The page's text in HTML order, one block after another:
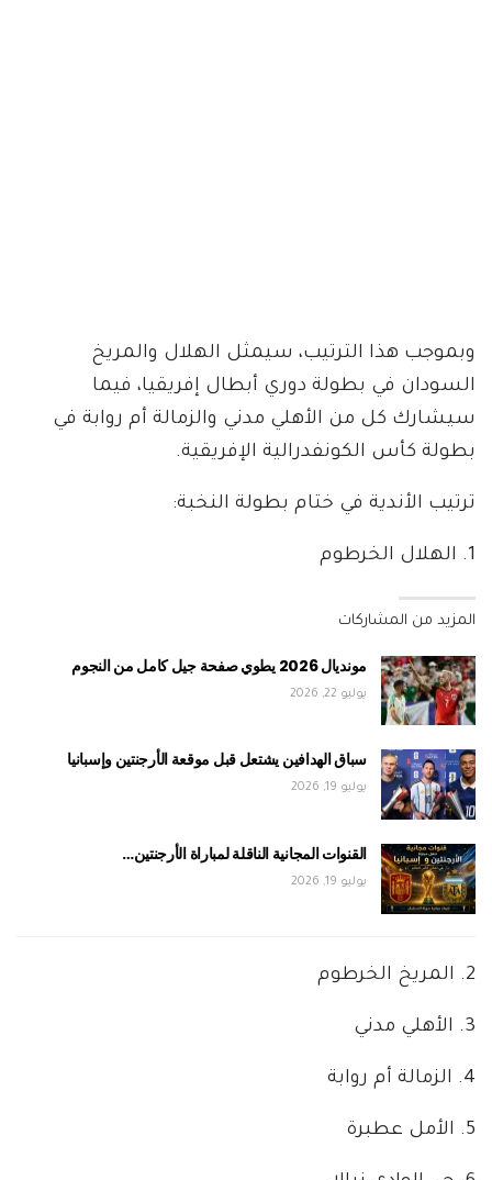
وبموجب هذا الترتيب، سيمثل الهلال والمريخ
السودان في بطولة دوري أبطال إفريقيا، فيما
سيشارك كل من الأهلي مدني والزمالة أم روابة في
بطولة كأس الكونفدرالية الإفريقية.
ترتيب الأندية في ختام بطولة النخبة:
1. الهلال الخرطوم
المزيد من المشاركات
مونديال 2026 يطوي صفحة جيل كامل من النجوم
يوليو 22, 2026
سباق الهدافين يشتعل قبل موقعة الأرجنتين وإسبانيا
يوليو 19, 2026
القنوات المجانية الناقلة لمباراة الأرجنتين…
يوليو 19, 2026
2. المريخ الخرطوم
3. الأهلي مدني
4. الزمالة أم روابة
5. الأمل عطبرة